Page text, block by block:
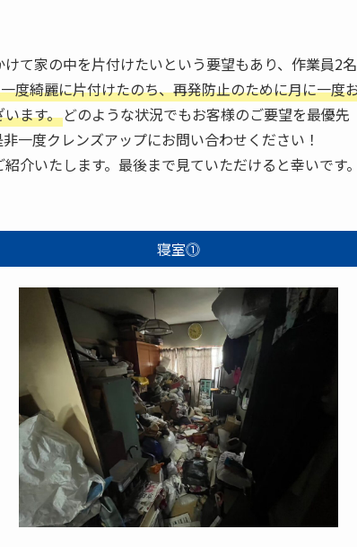
て家の中を片付けたいという要望もあり、作業員2名
度綺麗に片付けたのち、再発防止のために月に一度
ます。 どのような状況でもお客様のご要望を最優先
一度クレンズアップにお問い合わせください！
介いたします。最後まで見ていただけると幸いです
寝室⓵